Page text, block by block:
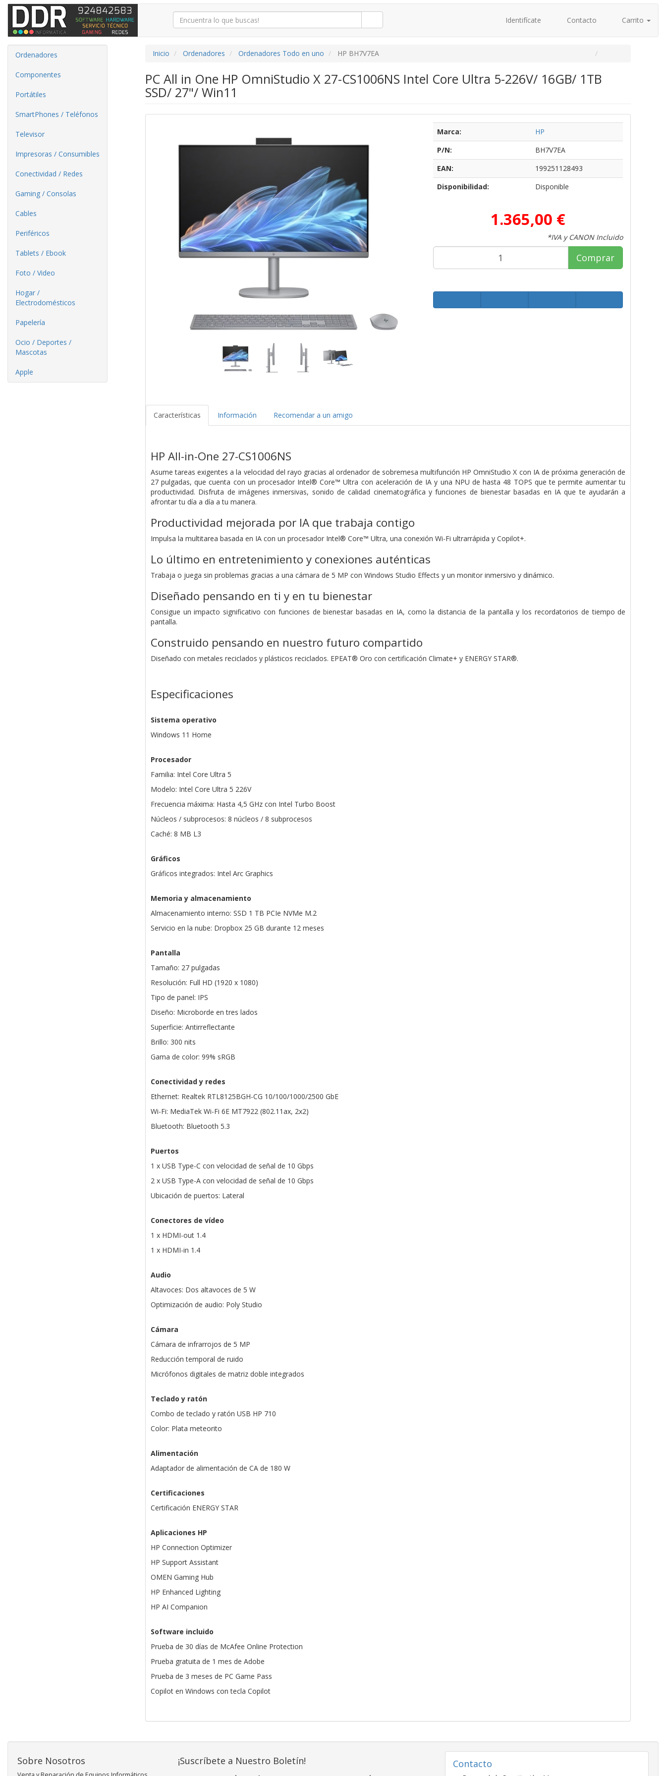
Identifícate Contacto Carrito
Ordenadores
Componentes
Portátiles
SmartPhones / Teléfonos
Televisor
Impresoras / Consumibles
Conectividad / Redes
Gaming / Consolas
Cables
Periféricos
Tablets / Ebook
Foto / Video
Hogar /
Electrodomésticos
Papelería
Ocio / Deportes /
Mascotas
Apple
Inicio Ordenadores Ordenadores Todo en uno HP BH7V7EA
PC All in One HP OmniStudio X 27-CS1006NS Intel Core Ultra 5-226V/ 16GB/ 1TB
SSD/ 27"/ Win11
Marca:
HP
P/N:
BH7V7EA
EAN:
199251128493
Disponibilidad:
Disponible
1.365,00 €
*IVA y CANON Incluido
Comprar
Características Información Recomendar a un amigo
HP All-in-One 27-CS1006NS
Asume tareas exigentes a la velocidad del rayo gracias al ordenador de sobremesa multifunción HP OmniStudio X con IA de próxima generación de
27 pulgadas, que cuenta con un procesador Intel® Core™ Ultra con aceleración de IA y una NPU de hasta 48 TOPS que te permite aumentar tu
productividad. Disfruta de imágenes inmersivas, sonido de calidad cinematográfica y funciones de bienestar basadas en IA que te ayudarán a
afrontar tu día a día a tu manera.
Productividad mejorada por IA que trabaja contigo
Impulsa la multitarea basada en IA con un procesador Intel® Core™ Ultra, una conexión Wi-Fi ultrarrápida y Copilot+.
Lo último en entretenimiento y conexiones auténticas
Trabaja o juega sin problemas gracias a una cámara de 5 MP con Windows Studio Effects y un monitor inmersivo y dinámico.
Diseñado pensando en ti y en tu bienestar
Consigue un impacto significativo con funciones de bienestar basadas en IA, como la distancia de la pantalla y los recordatorios de tiempo de
pantalla.
Construido pensando en nuestro futuro compartido
Diseñado con metales reciclados y plásticos reciclados. EPEAT® Oro con certificación Climate+ y ENERGY STAR®.
Especificaciones
Sistema operativo
Windows 11 Home
Procesador
Familia: Intel Core Ultra 5
Modelo: Intel Core Ultra 5 226V
Frecuencia máxima: Hasta 4,5 GHz con Intel Turbo Boost
Núcleos / subprocesos: 8 núcleos / 8 subprocesos
Caché: 8 MB L3
Gráficos
Gráficos integrados: Intel Arc Graphics
Memoria y almacenamiento
Almacenamiento interno: SSD 1 TB PCIe NVMe M.2
Servicio en la nube: Dropbox 25 GB durante 12 meses
Pantalla
Tamaño: 27 pulgadas
Resolución: Full HD (1920 x 1080)
Tipo de panel: IPS
Diseño: Microborde en tres lados
Superficie: Antirreflectante
Brillo: 300 nits
Gama de color: 99% sRGB
Conectividad y redes
Ethernet: Realtek RTL8125BGH-CG 10/100/1000/2500 GbE
Wi-Fi: MediaTek Wi-Fi 6E MT7922 (802.11ax, 2x2)
Bluetooth: Bluetooth 5.3
Puertos
1 x USB Type-C con velocidad de señal de 10 Gbps
2 x USB Type-A con velocidad de señal de 10 Gbps
Ubicación de puertos: Lateral
Conectores de vídeo
1 x HDMI-out 1.4
1 x HDMI-in 1.4
Audio
Altavoces: Dos altavoces de 5 W
Optimización de audio: Poly Studio
Cámara
Cámara de infrarrojos de 5 MP
Reducción temporal de ruido
Micrófonos digitales de matriz doble integrados
Teclado y ratón
Combo de teclado y ratón USB HP 710
Color: Plata meteorito
Alimentación
Adaptador de alimentación de CA de 180 W
Certificaciones
Certificación ENERGY STAR
Aplicaciones HP
HP Connection Optimizer
HP Support Assistant
OMEN Gaming Hub
HP Enhanced Lighting
HP AI Companion
Software incluido
Prueba de 30 días de McAfee Online Protection
Prueba gratuita de 1 mes de Adobe
Prueba de 3 meses de PC Game Pass
Copilot en Windows con tecla Copilot
Sobre Nosotros ¡Suscríbete a Nuestro Boletín! Contacto